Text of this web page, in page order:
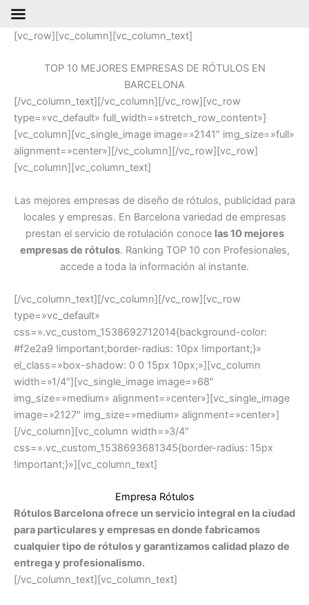
contenido
[vc_row][vc_column][vc_column_text]
TOP 10 MEJORES EMPRESAS DE RÓTULOS EN
BARCELONA
[/vc_column_text][/vc_column][/vc_row][vc_row
type=»vc_default» full_width=»stretch_row_content»]
[vc_column][vc_single_image image=»2141″ img_size=»full»
alignment=»center»][/vc_column][/vc_row][vc_row]
[vc_column][vc_column_text]
Las mejores empresas de diseño de rótulos, publicidad para
locales y empresas. En Barcelona variedad de empresas
prestan el servicio de rotulación conoce las 10 mejores
empresas de rótulos. Ranking TOP 10 con Profesionales,
accede a toda la información al instante.
[/vc_column_text][/vc_column][/vc_row][vc_row
type=»vc_default»
css=».vc_custom_1538692712014{background-color:
#f2e2a9 !important;border-radius: 10px !important;}»
el_class=»box-shadow: 0 0 15px 10px;»][vc_column
width=»1/4″][vc_single_image image=»68″
img_size=»medium» alignment=»center»][vc_single_image
image=»2127″ img_size=»medium» alignment=»center»]
[/vc_column][vc_column width=»3/4″
css=».vc_custom_1538693681345{border-radius: 15px
!important;}»][vc_column_text]
Empresa Rótulos
Rótulos Barcelona ofrece un servicio integral en la ciudad
para particulares y empresas en donde fabricamos
cualquier tipo de rótulos y garantizamos calidad plazo de
entrega y profesionalismo.
[/vc_column_text][vc_column_text]